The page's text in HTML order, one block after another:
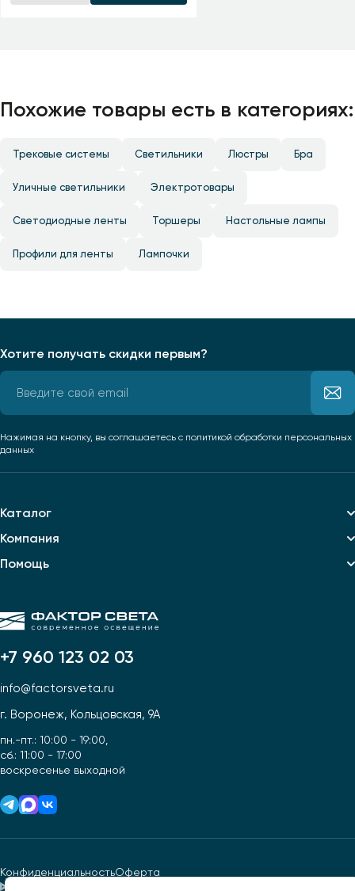
Похожие товары есть в категориях:
Трековые системы Светильники Люстры Бра
Уличные светильники Электротовары
Светодиодные ленты Торшеры Настольные лампы
Профили для ленты Лампочки
+7 960 123 02 03
info@factorsveta.ru
г. Воронеж, Кольцовская, 9А
пн.-пт.: 10:00 - 19:00,
сб.: 11:00 - 17:00
воскресенье выходной
Каталог
Компания
Помощь
Хотите получать скидки первым?
Нажимая на кнопку, вы соглашаетесь с политикой обработки персональных
данных
КонфиденциальностьОферта